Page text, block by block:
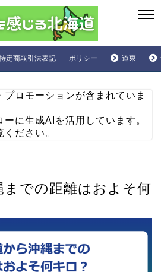
定商取引法表記 ポリシー 道東
ロモーションが含まれていま
に生成AIを活用しています。
ください。
までの距離はおよそ何